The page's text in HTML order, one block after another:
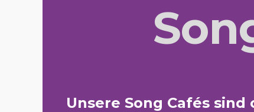
Unsere Song Cafés